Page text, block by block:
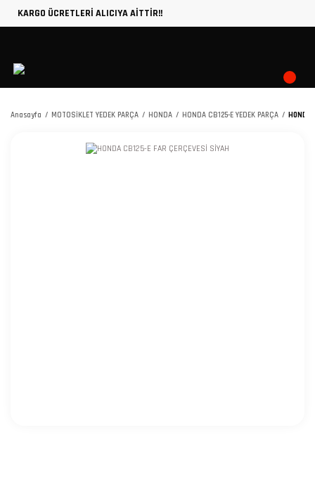
KARGO ÜCRETLERİ ALICIYA AİTTİR!!
Anasayfa MOTOSİKLET YEDEK PARÇA HONDA HONDA CB125-E YEDEK PARÇA HONDA